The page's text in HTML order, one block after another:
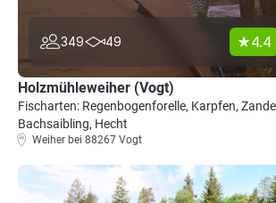
349 49 4.4
Holzmühleweiher (Vogt)
Fischarten: Regenbogenforelle, Karpfen,
Bachsaibling, Hecht
Weiher bei 88267 Vogt